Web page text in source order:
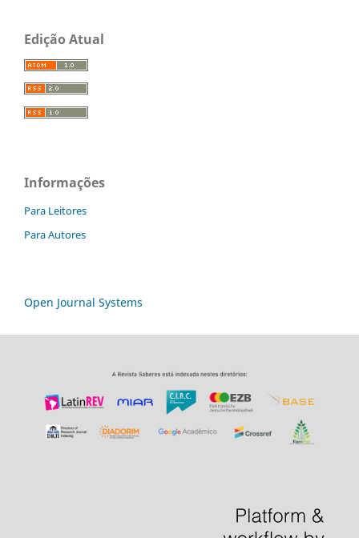
Edição Atual
Informações
Para Leitores
Para Autores
Open Journal Systems